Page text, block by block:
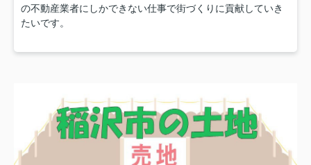
の不動産業者にしかできない仕事で街づくりに貢献していき
たいです。